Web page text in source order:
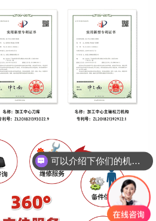
可以介绍下你们的机床吗？